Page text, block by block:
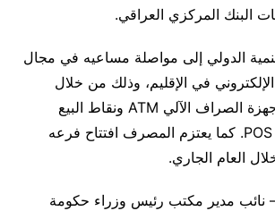
البنك المركزي العراقي.
الدولي إلى مواصلة مساعيه في مجال
في الإقليم، وذلك من خلال
تفعيله لمزيد من أجهزة الصراف الآلي ATM ونقاط البيع
الخاصة بالمصرف POS. كما يعتزم المصرف افتتاح فرعه
العام الجاري.
نائب مدير مكتب رئيس وزراء حكومة